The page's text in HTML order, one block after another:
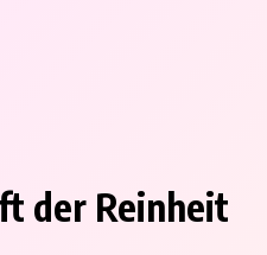
der Reinheit